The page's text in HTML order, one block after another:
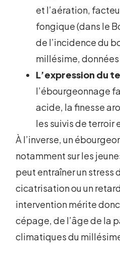
et l’aération,
fongique (dans le
de l’incidence du
millésime,
L’expression du
l’ébourgeonnage
acide, la finesse
les suivis de terroir
À l’inverse, un
notamment sur les
peut entraîner un stress
cicatrisation ou un
intervention mérite
cépage, de l’âge de la
climatiques du